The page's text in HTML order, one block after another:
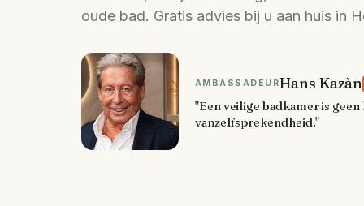
oude bad. Gratis advies bij u aan huis in
AMBASSADEURHans Kazàn
"Een veilige badkamer is
vanzelfsprekendheid."